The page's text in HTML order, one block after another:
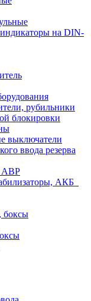
на DIN-
рубильники
блокировки
выключатели
ввода резерва
АВР
АКБ
боксы